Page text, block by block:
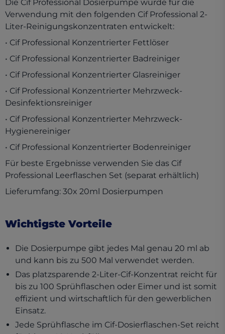
Die Cif Professional Dosierpumpe wurde für die
Verwendung mit den folgenden Cif Professional 2-
Liter-Reinigungskonzentraten entwickelt:
• Cif Professional Konzentrierter Fettlöser
• Cif Professional Konzentrierter Badreiniger
• Cif Professional Konzentrierter Glasreiniger
• Cif Professional Konzentrierter Mehrzweck-
Desinfektionsreiniger
• Cif Professional Konzentrierter Mehrzweck-
Hygienereiniger
• Cif Professional Konzentrierter Bodenreiniger
Für beste Ergebnisse verwenden Sie das Cif
Professional Leerflaschen Set (separat erhältlich)
Lieferumfang: 30x 20ml Dosierpumpen
Wichtigste Vorteile
Die Dosierpumpe gibt jedes Mal genau 20 ml ab
und kann bis zu 500 Mal verwendet werden.
Das platzsparende 2-Liter-Cif-Konzentrat reicht für
bis zu 100 Sprühflaschen oder Eimer und ist somit
effizient und wirtschaftlich für den gewerblichen
Einsatz.
Jede Sprühflasche im Cif-Dosierflaschen-Set reicht